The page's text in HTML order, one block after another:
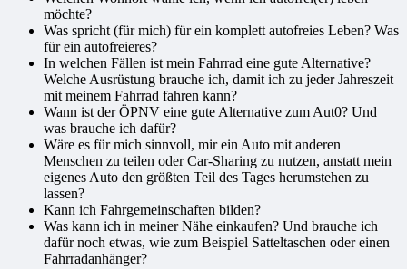
möchte?
Was spricht (für mich) für ein komplett autofreies Leben? Was
für ein autofreieres?
In welchen Fällen ist mein Fahrrad eine gute Alternative?
Welche Ausrüstung brauche ich, damit ich zu jeder Jahreszeit
mit meinem Fahrrad fahren kann?
Wann ist der ÖPNV eine gute Alternative zum Aut0? Und
was brauche ich dafür?
Wäre es für mich sinnvoll, mir ein Auto mit anderen
Menschen zu teilen oder Car-Sharing zu nutzen, anstatt mein
eigenes Auto den größten Teil des Tages herumstehen zu
lassen?
Kann ich Fahrgemeinschaften bilden?
Was kann ich in meiner Nähe einkaufen? Und brauche ich
dafür noch etwas, wie zum Beispiel Satteltaschen oder einen
Fahrradanhänger?